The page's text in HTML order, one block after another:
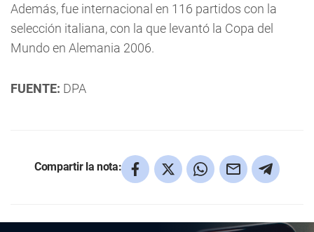
Además, fue internacional en 116 partidos con la
selección italiana, con la que levantó la Copa del
Mundo en Alemania 2006.
FUENTE: DPA
Compartir la nota: